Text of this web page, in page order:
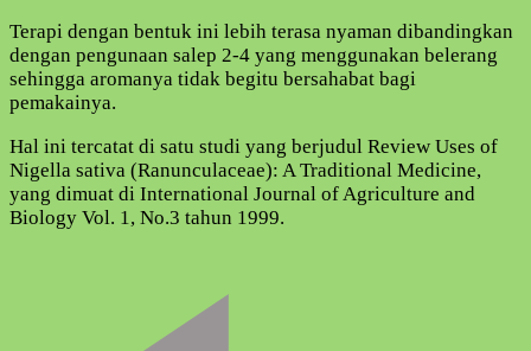
Terapi dengan bentuk ini lebih terasa nyaman dibandingkan
dengan pengunaan salep 2-4 yang menggunakan belerang
sehingga aromanya tidak begitu bersahabat bagi
pemakainya.
Hal ini tercatat di satu studi yang berjudul Review Uses of
Nigella sativa (Ranunculaceae): A Traditional Medicine,
yang dimuat di International Journal of Agriculture and
Biology Vol. 1, No.3 tahun 1999.